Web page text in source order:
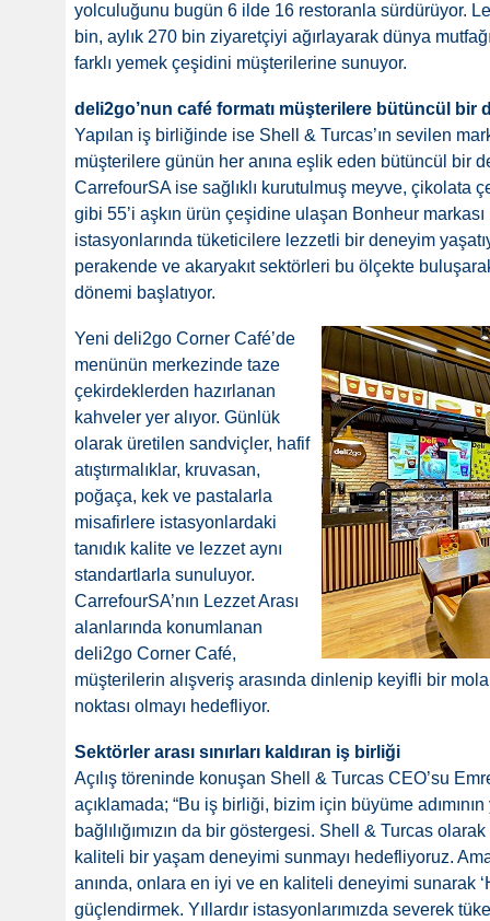
yolculuğunu bugün 6 ilde 16 restoranla sürdürüyor.
bin, aylık 270 bin ziyaretçiyi ağırlayarak dünya
farklı yemek çeşidini müşterilerine sunuyor.
deli2go’nun café formatı müşterilere bütüncül bir
Yapılan iş birliğinde ise Shell & Turcas’ın sevilen
müşterilere günün her anına eşlik eden bütüncül bir
CarrefourSA ise sağlıklı kurutulmuş meyve, çikolata
gibi 55’i aşkın ürün çeşidine ulaşan Bonheur
istasyonlarında tüketicilere lezzetli bir deneyim
perakende ve akaryakıt sektörleri bu ölçekte
dönemi başlatıyor.
Yeni deli2go Corner Café’de
menünün merkezinde taze
çekirdeklerden hazırlanan
kahveler yer alıyor. Günlük
olarak üretilen sandviçler, hafif
atıştırmalıklar, kruvasan,
poğaça, kek ve pastalarla
misafirlere istasyonlardaki
tanıdık kalite ve lezzet aynı
standartlarla sunuluyor.
CarrefourSA’nın Lezzet Arası
alanlarında konumlanan
deli2go Corner Café,
müşterilerin alışveriş arasında dinlenip keyifli bir
noktası olmayı hedefliyor.
Sektörler arası sınırları kaldıran iş birliği
Açılış töreninde konuşan Shell & Turcas CEO’su
açıklamada; “Bu iş birliği, bizim için büyüme
bağlılığımızın da bir göstergesi. Shell & Turcas
kaliteli bir yaşam deneyimi sunmayı hedefliyoruz.
anında, onlara en iyi ve en kaliteli deneyimi sunarak
güçlendirmek. Yıllardır istasyonlarımızda severek